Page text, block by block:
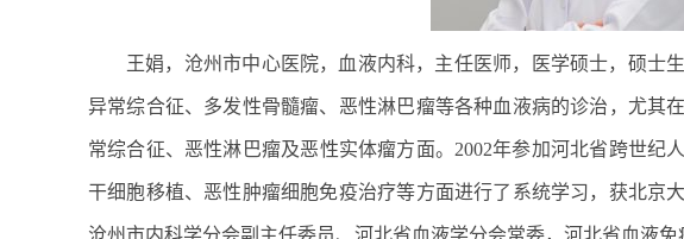
王娟，沧州市中心医院，血液内科，主任医师，医学硕士，硕士
异常综合征、多发性骨髓瘤、恶性淋巴瘤等各种血液病的诊治，尤其
常综合征、恶性淋巴瘤及恶性实体瘤方面。2002年参加河北省跨世纪
干细胞移植、恶性肿瘤细胞免疫治疗等方面进行了系统学习，获北京
沧州市内科学分会副主任委员、河北省血液学分会常委，河北省血液